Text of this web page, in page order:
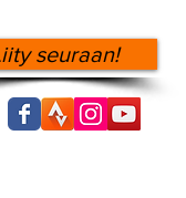
seuraan!